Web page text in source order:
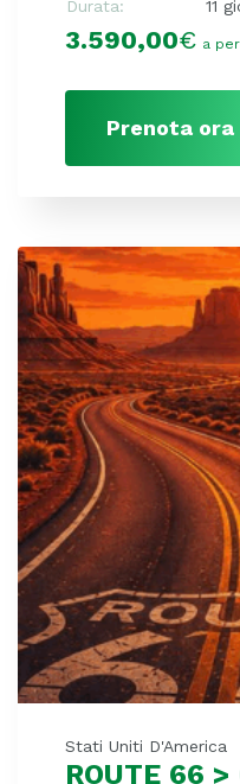
Durata:
11
3.590,00€ a
Prenota ora
Stati Uniti D'America
ROUTE 66